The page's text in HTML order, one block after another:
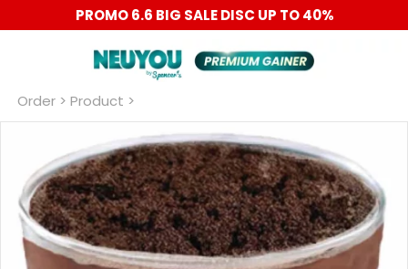
PROMO 6.6 BIG SALE DISC UP TO 40%
Order > Product >